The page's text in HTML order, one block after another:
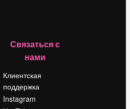
Связаться с
нами
Клиентская
поддержка
Instagram